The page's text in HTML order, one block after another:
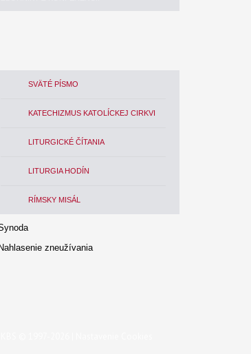
SVÄTÉ PÍSMO
KATECHIZMUS KATOLÍCKEJ CIRKVI
LITURGICKÉ ČÍTANIA
LITURGIA HODÍN
RÍMSKY MISÁL